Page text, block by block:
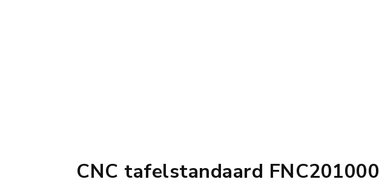
CNC tafelstandaard FNC201000